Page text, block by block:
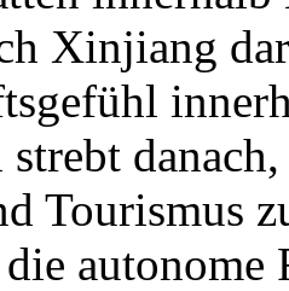
Xinjiang
Tourismus